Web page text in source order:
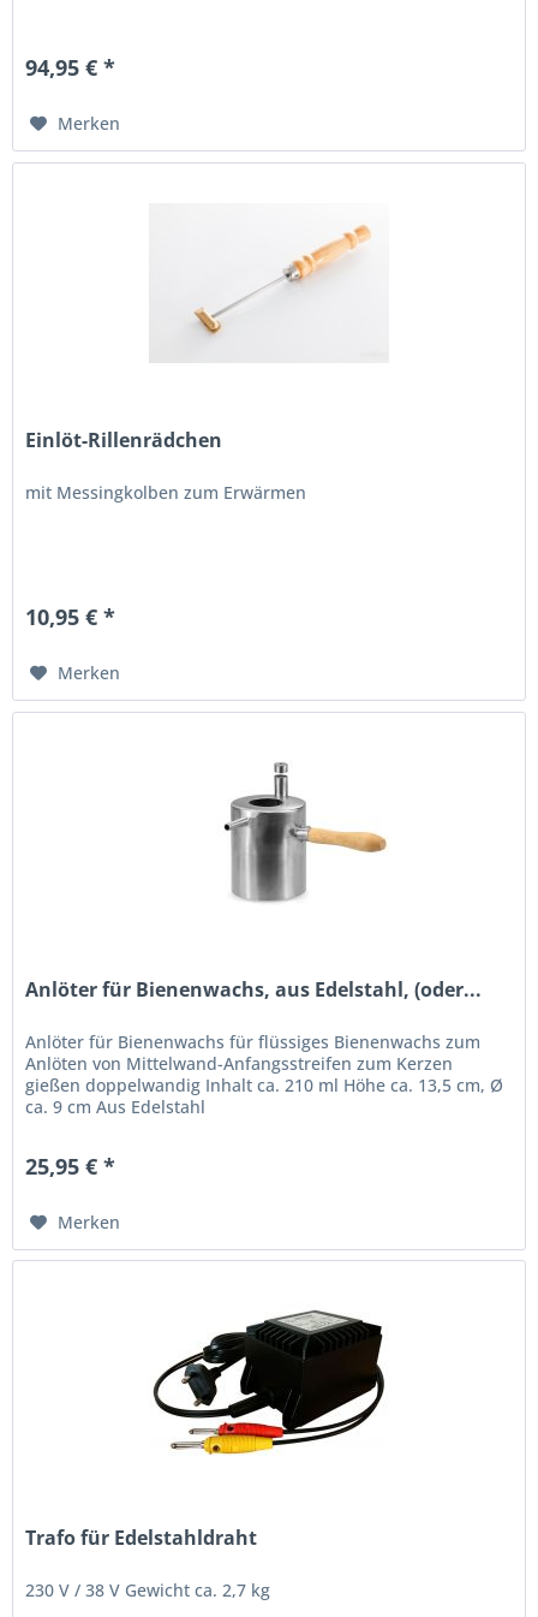
94,95 € *
Merken
Einlöt-Rillenrädchen
mit Messingkolben zum Erwärmen
10,95 € *
Merken
Anlöter für Bienenwachs, aus Edelstahl, (oder...
Anlöter für Bienenwachs für flüssiges Bienenwachs zum
Anlöten von Mittelwand-Anfangsstreifen zum Kerzen
gießen doppelwandig Inhalt ca. 210 ml Höhe ca. 13,5 cm, Ø
ca. 9 cm Aus Edelstahl
25,95 € *
Merken
Trafo für Edelstahldraht
230 V / 38 V Gewicht ca. 2,7 kg